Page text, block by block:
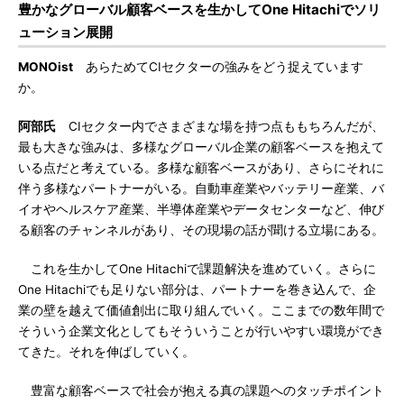
豊かなグローバル顧客ベースを生かしてOne Hitachiでソリ
ューション展開
MONOist あらためてCIセクターの強みをどう捉えています
か。
阿部氏 CIセクター内でさまざまな場を持つ点ももちろんだが、
最も大きな強みは、多様なグローバル企業の顧客ベースを抱えて
いる点だと考えている。多様な顧客ベースがあり、さらにそれに
伴う多様なパートナーがいる。自動車産業やバッテリー産業、バ
イオやヘルスケア産業、半導体産業やデータセンターなど、伸び
る顧客のチャンネルがあり、その現場の話が聞ける立場にある。
これを生かしてOne Hitachiで課題解決を進めていく。さらに
One Hitachiでも足りない部分は、パートナーを巻き込んで、企
業の壁を越えて価値創出に取り組んでいく。ここまでの数年間で
そういう企業文化としてもそういうことが行いやすい環境ができ
てきた。それを伸ばしていく。
豊富な顧客ベースで社会が抱える真の課題へのタッチポイント